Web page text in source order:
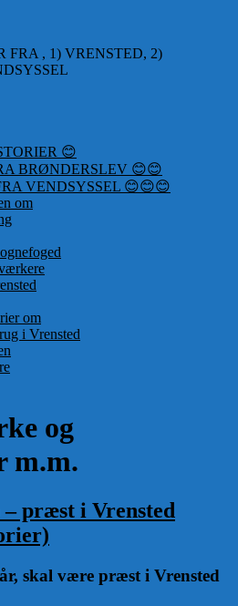
, 1) VRENSTED, 2)
😊
BRØNDERSLEV 😊😊
VENDSYSSEL 😊😊😊
om
om
i Vrensted
og
m.m.
– præst i Vrensted
skal være præst i Vrensted